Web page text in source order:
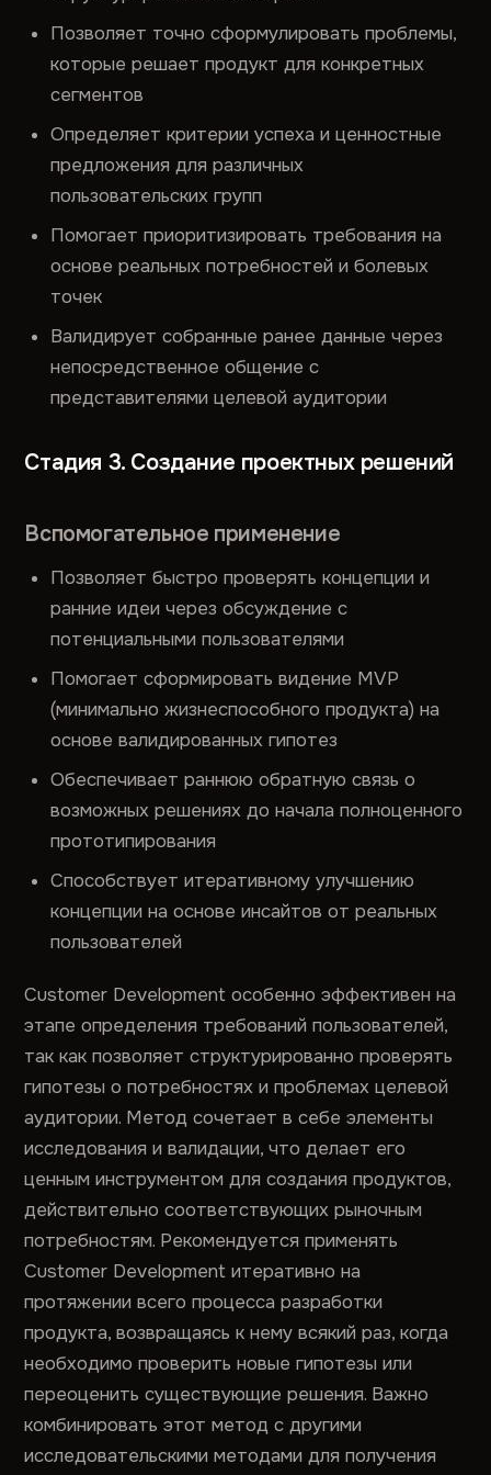
Позволяет точно сформулировать проблемы,
которые решает продукт для конкретных
сегментов
Определяет критерии успеха и ценностные
предложения для различных
пользовательских групп
Помогает приоритизировать требования на
основе реальных потребностей и болевых
точек
Валидирует собранные ранее данные через
непосредственное общение с
представителями целевой аудитории
Стадия 3. Создание проектных решений
Вспомогательное применение
Позволяет быстро проверять концепции и
ранние идеи через обсуждение с
потенциальными пользователями
Помогает сформировать видение MVP
(минимально жизнеспособного продукта) на
основе валидированных гипотез
Обеспечивает раннюю обратную связь о
возможных решениях до начала полноценного
прототипирования
Способствует итеративному улучшению
концепции на основе инсайтов от реальных
пользователей
Customer Development особенно эффективен на
этапе определения требований пользователей,
так как позволяет структурированно проверять
гипотезы о потребностях и проблемах целевой
аудитории. Метод сочетает в себе элементы
исследования и валидации, что делает его
ценным инструментом для создания продуктов,
действительно соответствующих рыночным
потребностям. Рекомендуется применять
Customer Development итеративно на
протяжении всего процесса разработки
продукта, возвращаясь к нему всякий раз, когда
необходимо проверить новые гипотезы или
переоценить существующие решения. Важно
комбинировать этот метод с другими
исследовательскими методами для получения